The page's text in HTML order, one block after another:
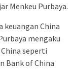
Menkeu Purbaya.
China
mengaku
seperti
Bank of China